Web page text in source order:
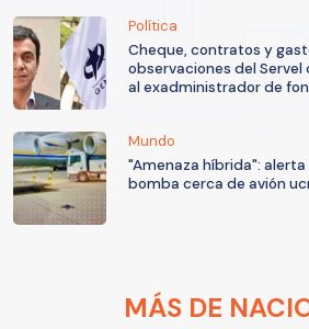
Política
Cheque, contratos y
observaciones del
al exadministrador de
Mundo
"Amenaza híbrida":
bomba cerca de avión
MÁS DE